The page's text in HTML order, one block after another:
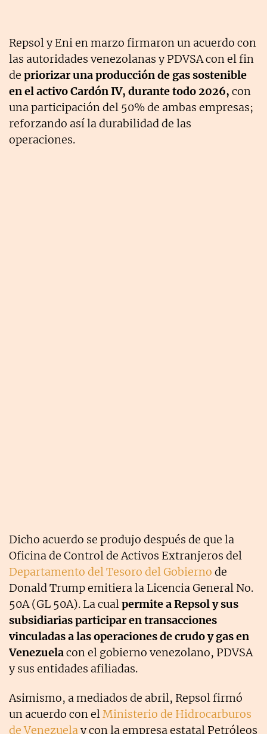
Repsol y Eni en marzo firmaron un acuerdo con
las autoridades venezolanas y PDVSA con el fin
de priorizar una producción de gas sostenible
en el activo Cardón IV, durante todo 2026, con
una participación del 50% de ambas empresas;
reforzando así la durabilidad de las
operaciones.
Dicho acuerdo se produjo después de que la
Oficina de Control de Activos Extranjeros del
Departamento del Tesoro del Gobierno de
Donald Trump emitiera la Licencia General No.
50A (GL 50A). La cualpermite a Repsol y sus
subsidiarias participar en transacciones
vinculadas a las operaciones de crudo y gas en
Venezuelacon el gobierno venezolano, PDVSA
y sus entidades afiliadas.
Asimismo, a mediados de abril, Repsol firmó
un acuerdo con elMinisterio de Hidrocarburos
de Venezuelay con la empresa estatal Petróleos